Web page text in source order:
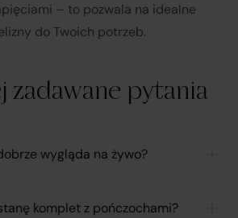
– to pozwala na idealne
do Twoich potrzeb.
zadawane pytania
wygląda na żywo?
komplet z pończochami?